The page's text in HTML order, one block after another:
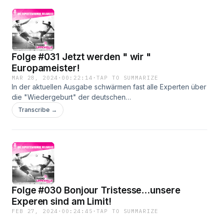
Folge #031 Jetzt werden " wir "
Europameister!
MAR 28, 2024 · 00:22:14 ·TAP TO SUMMARIZE
In der aktuellen Ausgabe schwärmen fast alle Experten über
die "Wiedergeburt" der deutschen
Fußballnationalmannschaft und die neue Euphorie im
Hinblick auf die Heim-EM in diesem Sommer. Dazu wirft die
Transcribe →
Folge #030 Bonjour Tristesse...unsere
Experen sind am Limit!
FEB 27, 2024 · 00:24:45 ·TAP TO SUMMARIZE